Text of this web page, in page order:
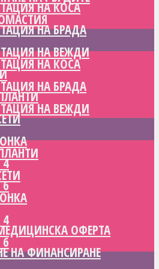
НА КОСА
НА БРАДА
НА ВЕЖДИ
ОФЕРТА
НА ФИНАНСИРАНЕ
НА КОСА
НА БРАДА
НА ВЕЖДИ